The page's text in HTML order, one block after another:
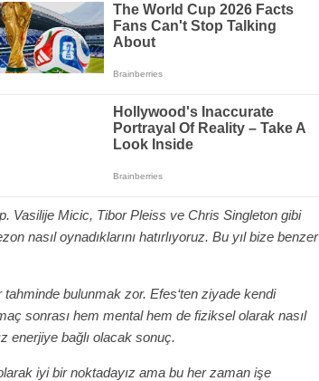
Vasilije Micic, Tibor Pleiss ve Chris Singleton gibi
nasıl oynadıklarını hatırlıyoruz. Bu yıl bize benzer
bulunmak zor. Efes‘ten ziyade kendi
sonrası hem mental hem de fiziksel olarak nasıl
enerjiye bağlı olacak sonuç.
iyi bir noktadayız ama bu her zaman işe